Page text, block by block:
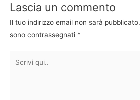
Lascia un commento
Il tuo indirizzo email non sarà pubblicato.
sono contrassegnati *